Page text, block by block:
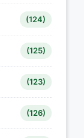
(124)
(125)
(123)
(126)